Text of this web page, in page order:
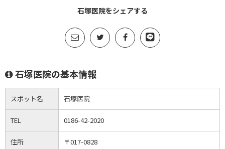
石塚医院をシェアする
石塚医院の基本情報
スポット名 石塚医院
TEL 0186-42-2020
住所
〒017-0828